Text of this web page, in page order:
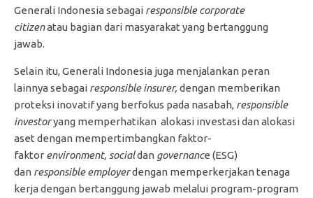
Generali Indonesia sebagai responsible corporate
citizenatau bagian dari masyarakat yang bertanggung
jawab.
Selain itu, Generali Indonesia juga menjalankan peran
lainnya sebagai responsible insurer, dengan memberikan
proteksi inovatif yang berfokus pada nasabah, responsible
investoryang memperhatikan alokasi investasi dan alokasi
aset dengan mempertimbangkan faktor-
faktor environment, socialdan governance (ESG)
dan responsible employerdengan memperkerjakan tenaga
kerja dengan bertanggung jawab melalui program-program